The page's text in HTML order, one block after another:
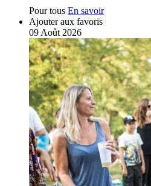
Pour tous En savoir
Ajouter aux favoris
09Août 2026